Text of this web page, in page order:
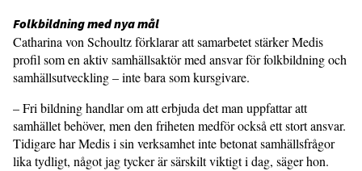
Folkbildning med nya mål
Catharina von Schoultz förklarar att samarbetet stärker Medis
profil som en aktiv samhällsaktör med ansvar för folkbildning och
samhällsutveckling – inte bara som kursgivare.
– Fri bildning handlar om att erbjuda det man uppfattar att
samhället behöver, men den friheten medför också ett stort ansvar.
Tidigare har Medis i sin verksamhet inte betonat samhällsfrågor
lika tydligt, något jag tycker är särskilt viktigt i dag, säger hon.